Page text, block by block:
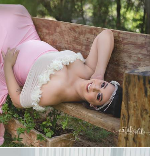
1959 0